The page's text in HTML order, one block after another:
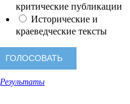
критические публикации
Исторические и
краеведческие тексты
Результаты